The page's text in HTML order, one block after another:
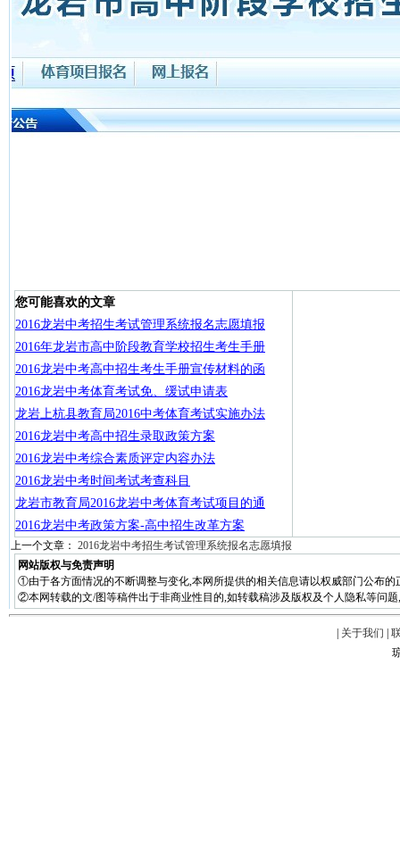
您可能喜欢的文章
2016龙岩中考招生考试管理系统报名志愿填报
2016年龙岩市高中阶段教育学校招生考生手册
2016龙岩中考高中招生考生手册宣传材料的函
2016龙岩中考体育考试免、缓试申请表
龙岩上杭县教育局2016中考体育考试实施办法
2016龙岩中考高中招生录取政策方案
2016龙岩中考综合素质评定内容办法
2016龙岩中考时间考试考查科目
龙岩市教育局2016龙岩中考体育考试项目的通
2016龙岩中考政策方案-高中招生改革方案
上一个文章： 2016龙岩中考招生考试管理系统报名志愿填报
网站版权与免责声明
①由于各方面情况的不断调整与变化,本网所提供的相关信息请以权威部门公布的
②本网转载的文/图等稿件出于非商业性目的,如转载稿涉及版权及个人隐私等问题
关于我们